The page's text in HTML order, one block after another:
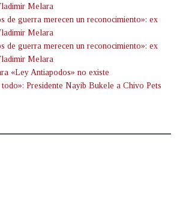
Melara
de guerra merecen un reconocimiento»: ex
Melara
de guerra merecen un reconocimiento»: ex
Melara
«Ley Antiapodos» no existe
Presidente Nayib Bukele a Chivo Pets